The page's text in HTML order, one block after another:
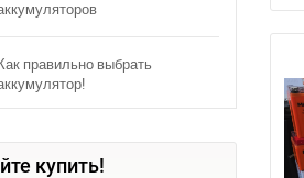
правильно выбрать
купить!